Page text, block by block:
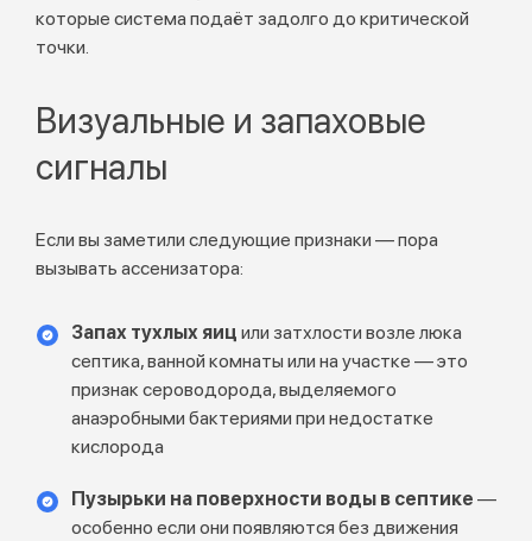
которые система подаёт задолго до критической
точки.
Визуальные и запаховые
сигналы
Если вы заметили следующие признаки — пора
вызывать ассенизатора:
Запах тухлых яиц или затхлости возле люка
септика, ванной комнаты или на участке — это
признак сероводорода, выделяемого
анаэробными бактериями при недостатке
кислорода
Пузырьки на поверхности воды в септике —
особенно если они появляются без движения